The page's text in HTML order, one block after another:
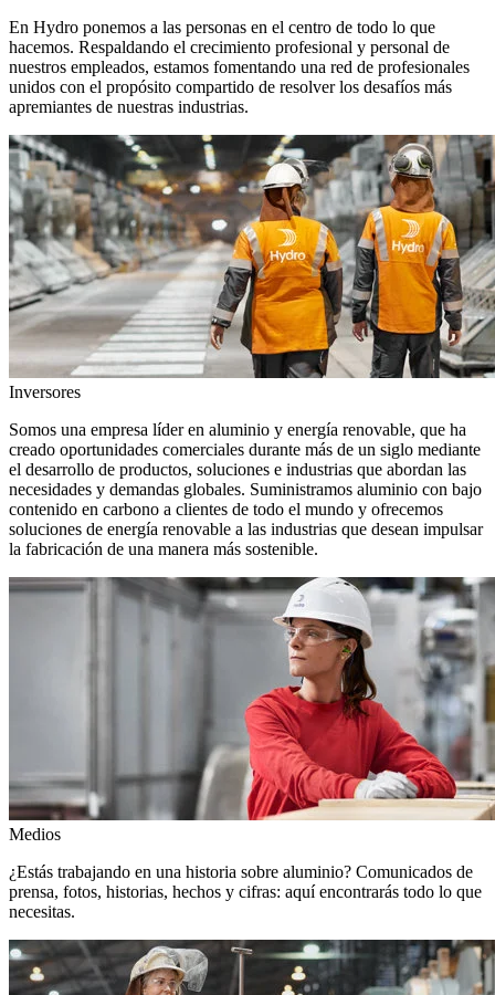
En Hydro ponemos a las personas en el centro de todo lo que
hacemos. Respaldando el crecimiento profesional y personal de
nuestros empleados, estamos fomentando una red de profesionales
unidos con el propósito compartido de resolver los desafíos más
apremiantes de nuestras industrias.
Inversores
Somos una empresa líder en aluminio y energía renovable, que ha
creado oportunidades comerciales durante más de un siglo mediante
el desarrollo de productos, soluciones e industrias que abordan las
necesidades y demandas globales. Suministramos aluminio con bajo
contenido en carbono a clientes de todo el mundo y ofrecemos
soluciones de energía renovable a las industrias que desean impulsar
la fabricación de una manera más sostenible.
Medios
¿Estás trabajando en una historia sobre aluminio? Comunicados de
prensa, fotos, historias, hechos y cifras: aquí encontrarás todo lo que
necesitas.